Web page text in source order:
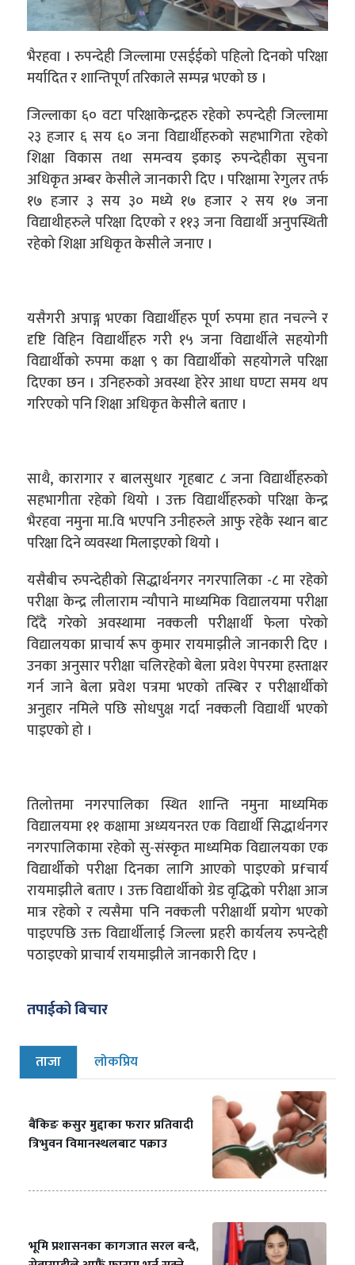
भैरहवा । रुपन्देही जिल्लामा एसईईको पहिलो दिनको परिक्षा
मर्यादित र शान्तिपूर्ण तरिकाले सम्पन्न भएको छ ।
जिल्लाका ६० वटा परिक्षाकेन्द्रहरु रहेको रुपन्देही जिल्लामा
२३ हजार ६ सय ६० जना विद्यार्थीहरुको सहभागिता रहेको
शिक्षा विकास तथा समन्वय इकाइ रुपन्देहीका सुचना
अधिकृत अम्बर केसीले जानकारी दिए । परिक्षामा रेगुलर तर्फ
१७ हजार ३ सय ३० मध्ये १७ हजार २ सय १७ जना
विद्याथीहरुले परिक्षा दिएको र ११३ जना विद्यार्थी अनुपस्थिती
रहेको शिक्षा अधिकृत केसीले जनाए ।
यसैगरी अपाङ्ग भएका विद्यार्थीहरु पूर्ण रुपमा हात नचल्ने र
दृष्टि विहिन विद्यार्थीहरु गरी १५ जना विद्यार्थीले सहयोगी
विद्यार्थीको रुपमा कक्षा ९ का विद्यार्थीको सहयोगले परिक्षा
दिएका छन । उनिहरुको अवस्था हेरेर आधा घण्टा समय थप
गरिएको पनि शिक्षा अधिकृत केसीले बताए ।
साथै, कारागार र बालसुधार गृहबाट ८ जना विद्यार्थीहरुको
सहभागीता रहेको थियो । उक्त विद्यार्थीहरुको परिक्षा केन्द्र
भैरहवा नमुना मा.वि भएपनि उनीहरुले आफु रहेकै स्थान बाट
परिक्षा दिने व्यवस्था मिलाइएको थियाे ।
यसैबीच रुपन्देहीको सिद्धार्थनगर नगरपालिका -८ मा रहेको
परीक्षा केन्द्र लीलाराम न्यौपाने माध्यमिक विद्यालयमा परीक्षा
दिँदै गरेको अवस्थामा नक्कली परीक्षार्थी फेला परेको
विद्यालयका प्राचार्य रूप कुमार रायमाझीले जानकारी दिए ।
उनका अनुसार परीक्षा चलिरहेको बेला प्रवेश पेपरमा हस्ताक्षर
गर्न जाने बेला प्रवेश पत्रमा भएको तस्बिर र परीक्षार्थीको
अनुहार नमिले पछि सोधपुक्ष गर्दा नक्कली विद्यार्थी भएको
पाइएको हो ।
तिलोत्तमा नगरपालिका स्थित शान्ति नमुना माध्यमिक
विद्यालयमा ११ कक्षामा अध्ययनरत एक विद्यार्थी सिद्धार्थनगर
नगरपालिकामा रहेको सु-संस्कृत माध्यमिक विद्यालयका एक
विद्यार्थीको परीक्षा दिनका लागि आएको पाइएको प्रfचार्य
रायमाझीले बताए । उक्त विद्यार्थीको ग्रेड वृद्धिको परीक्षा आज
मात्र रहेको र त्यसैमा पनि नक्कली परीक्षार्थी प्रयोग भएको
पाइएपछि उक्त विद्यार्थीलाई जिल्ला प्रहरी कार्यलय रुपन्देही
पठाइएको प्राचार्य रायमाझीले जानकारी दिए ।
तपाईको बिचार
ताजा लोकप्रिय
बैंकिङ कसुर मुद्दाका फरार प्रतिवादी
त्रिभुवन विमानस्थलबाट पक्राउ
भूमि प्रशासनका कागजात सरल बन्दै,